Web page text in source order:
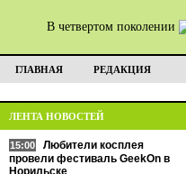
В четвертом поколении
ГЛАВНАЯ РЕДАКЦИЯ
ЛЕНТА НОВОСТЕЙ
15:00
Любители косплея
провели фестиваль GeekOn в
Норильске